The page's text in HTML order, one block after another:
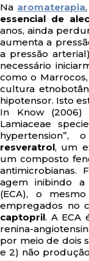
Na aromaterapia
essencial de
anos, ainda
aumenta a
a pressão
necessário
como o
cultura
hipotensor. Isto
In Know
Lamiaceae
hypertension”,
resveratrol, um
um composto
antimicrobianas.
agem inibindo a
(ECA), o
empregados no
captopril. A ECA
renina-
por meio de dois
e 2) não